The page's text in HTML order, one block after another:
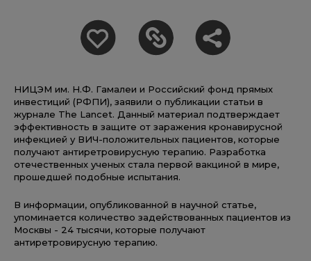
НИЦЭМ им. Н.Ф. Гамалеи и Российский фонд прямых
инвестиций (РФПИ), заявили о публикации статьи в
журнале The Lancet. Данный материал подтверждает
эффективность в защите от заражения кронавирусной
инфекцией у ВИЧ-положительных пациентов, которые
получают антиретровирусную терапию. Разработка
отечественных ученых стала первой вакциной в мире,
прошедшей подобные испытания.
В информации, опубликованной в научной статье,
упоминается количество задействованных пациентов из
Москвы - 24 тысячи, которые получают
антиретровирусную терапию.